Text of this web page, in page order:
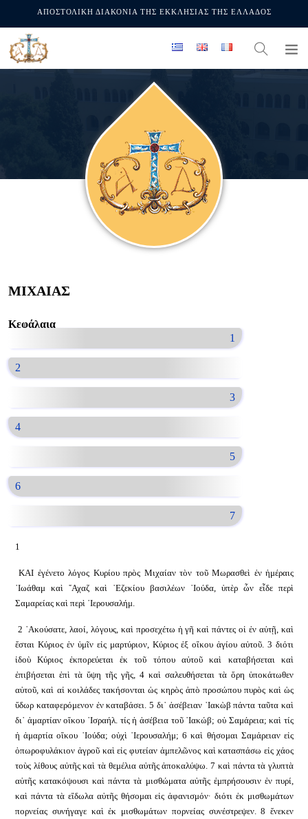
ΑΠΟΣΤΟΛΙΚΗ ΔΙΑΚΟΝΙΑ ΤΗΣ ΕΚΚΛΗΣΙΑΣ ΤΗΣ ΕΛΛΑΔΟΣ
ΜΙΧΑΙΑΣ
Κεφάλαια
1
2
3
4
5
6
7
1
ΚΑΙ ἐγένετο λόγος Κυρίου πρὸς Μιχαίαν τὸν τοῦ Μωρασθεὶ ἐν ἡμέραις
᾿Ιωάθαμ καὶ ῎Αχαζ καὶ ᾿Εζεκίου βασιλέων ᾿Ιούδα, ὑπὲρ ὧν εἶδε περὶ
Σαμαρείας καὶ περὶ ῾Ιερουσαλήμ.
2 ᾿Ακούσατε, λαοί, λόγους, καὶ προσεχέτω ἡ γῆ καὶ πάντες οἱ ἐν αὐτῇ, καὶ
ἔσται Κύριος ἐν ὑμῖν εἰς μαρτύριον, Κύριος ἐξ οἴκου ἁγίου αὐτοῦ. 3 διότι
ἰδοὺ Κύριος ἐκπορεύεται ἐκ τοῦ τόπου αὐτοῦ καὶ καταβήσεται καὶ
ἐπιβήσεται ἐπὶ τὰ ὕψη τῆς γῆς, 4 καὶ σαλευθήσεται τὰ ὄρη ὑποκάτωθεν
αὐτοῦ, καὶ αἱ κοιλάδες τακήσονται ὡς κηρὸς ἀπὸ προσώπου πυρὸς καὶ ὡς
ὕδωρ καταφερόμενον ἐν καταβάσει. 5 δι᾿ ἀσέβειαν ᾿Ιακὼβ πάντα ταῦτα καὶ
δι᾿ ἁμαρτίαν οἴκου ᾿Ισραήλ. τίς ἡ ἀσέβεια τοῦ ᾿Ιακώβ; οὐ Σαμάρεια; καὶ τίς
ἡ ἁμαρτία οἴκου ᾿Ιούδα; οὐχὶ ῾Ιερουσαλήμ; 6 καὶ θήσομαι Σαμάρειαν εἰς
ὀπωροφυλάκιον ἀγροῦ καὶ εἰς φυτείαν ἀμπελῶνος καὶ κατασπάσω εἰς χάος
τοὺς λίθους αὐτῆς καὶ τὰ θεμέλια αὐτῆς ἀποκαλύψω. 7 καὶ πάντα τὰ γλυπτὰ
αὐτῆς κατακόψουσι καὶ πάντα τὰ μισθώματα αὐτῆς ἐμπρήσουσιν ἐν πυρί,
καὶ πάντα τὰ εἴδωλα αὐτῆς θήσομαι εἰς ἀφανισμόν· διότι ἐκ μισθωμάτων
πορνείας συνήγαγε καὶ ἐκ μισθωμάτων πορνείας συνέστρεψεν. 8 ἕνεκεν